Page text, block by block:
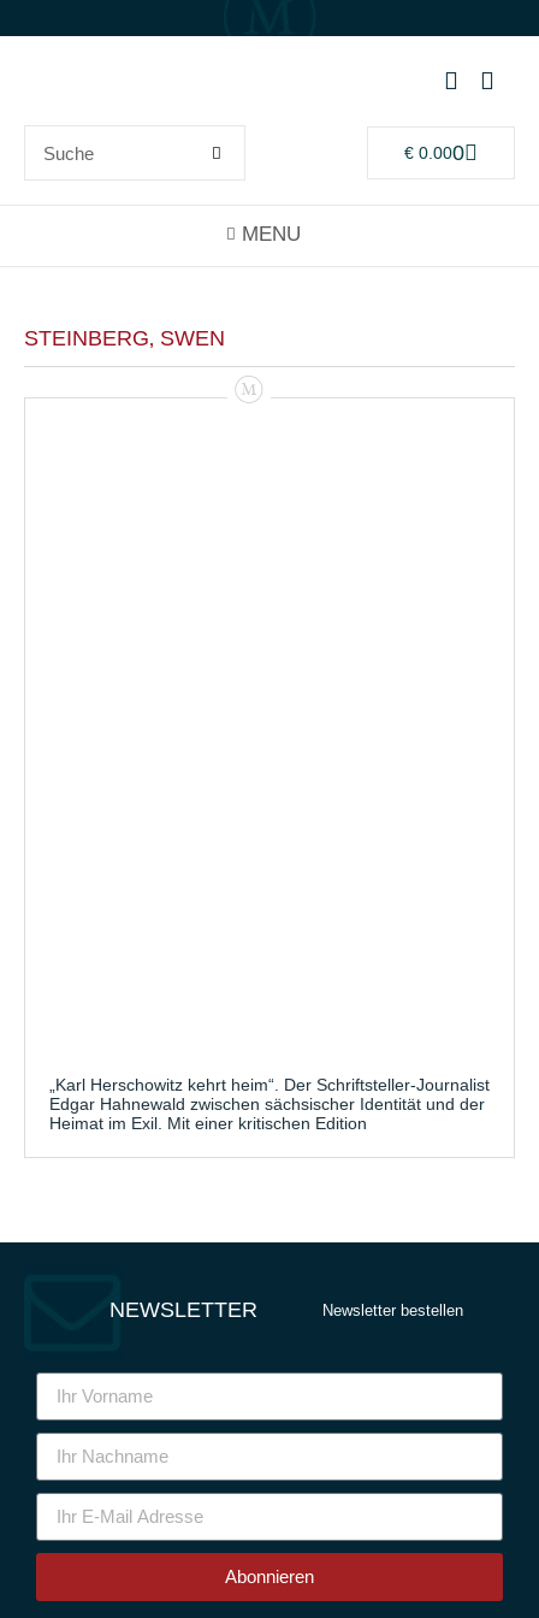
€0.000
STEINBERG‚ SWEN
„Karl Herschowitz kehrt heim“. Der Schriftsteller-Journalist
Edgar Hahnewald zwischen sächsischer Identität und der
Heimat im Exil. Mit einer kritischen Edition
NEWSLETTER Newsletter bestellen
Abonnieren